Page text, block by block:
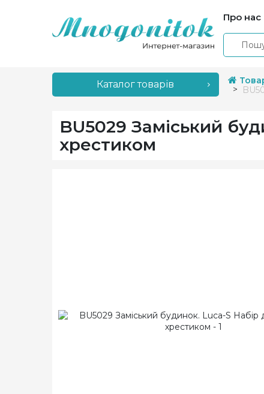
Про нас
Каталог товарів
BU5029 Заміський
хрестиком